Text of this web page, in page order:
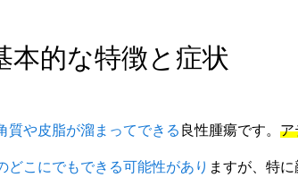
本的な特徴と症状
質や皮脂が溜まってできる 良性腫瘍です。 ア
どこにでもできる可能性があり ますが、特